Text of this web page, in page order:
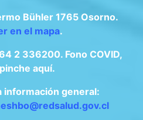
Bühler 1765 Osorno.
en el mapa.
2 336200. Fono COVID,
pinche aquí.
información general: